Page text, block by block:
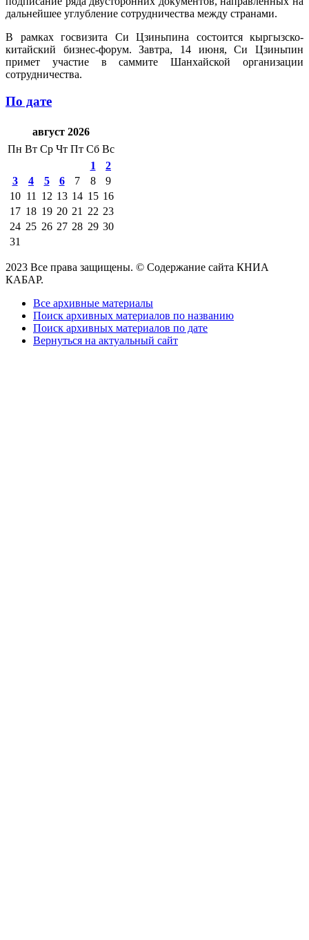
дальнейшее углубление сотрудничества между странами.
В рамках госвизита Си Цзиньпина состоится кыргызско-
китайский бизнес-форум. Завтра, 14 июня, Си Цзиньпин
примет участие в саммите Шанхайской организации
сотрудничества.
По дате
август 2026
Пн Вт Ср Чт Пт Сб Вс
1
2
3
4 5 6 7 8
9
10 11 12 13 14 15 16
17 18 19 20 21 22 23
24 25 26 27 28 29 30
31
2023 Все права защищены. © Содержание сайта КНИА
КАБАР.
Все архивные материалы
Поиск архивных материалов по названию
Поиск архивных материалов по дате
Вернуться на актуальный сайт